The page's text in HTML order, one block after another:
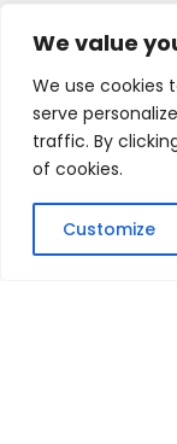
We value
We use cookies
serve
traffic. By
of cookies.
Customize
Copyright